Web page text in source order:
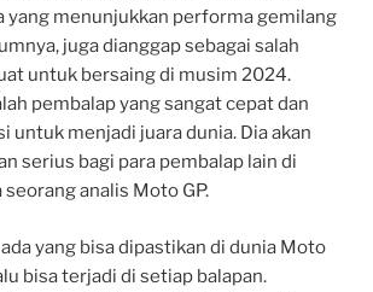
yang menunjukkan performa gemilang
juga dianggap sebagai salah
untuk bersaing di musim 2024.
pembalap yang sangat cepat dan
untuk menjadi juara dunia. Dia akan
serius bagi para pembalap lain di
seorang analis Moto GP.
yang bisa dipastikan di dunia Moto
bisa terjadi di setiap balapan.